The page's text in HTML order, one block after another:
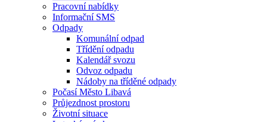
Pracovní nabídky
Informační SMS
Odpady
Komunální odpad
Třídění odpadu
Kalendář svozu
Odvoz odpadu
Nádoby na tříděné odpady
Počasí Město Libavá
Průjezdnost prostoru
Životní situace